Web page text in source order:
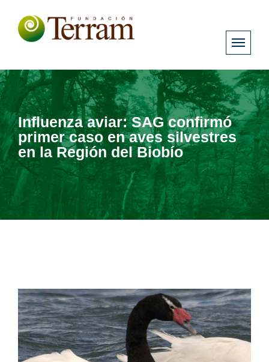
Influenza aviar: SAG confirmó
primer caso en aves silvestres
en la Región del Biobío